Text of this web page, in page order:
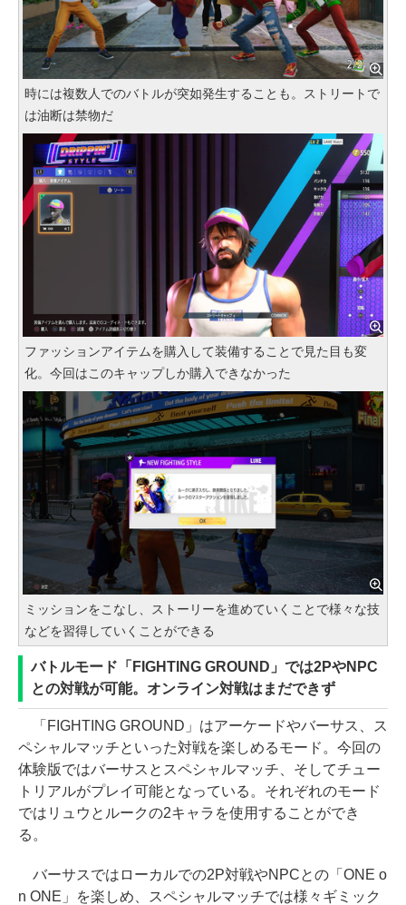
時には複数人でのバトルが突如発生することも。ストリートで
は油断は禁物だ
ファッションアイテムを購入して装備することで見た目も変
化。今回はこのキャップしか購入できなかった
ミッションをこなし、ストーリーを進めていくことで様々な技
などを習得していくことができる
バトルモード「FIGHTING GROUND」では2PやNPC
との対戦が可能。オンライン対戦はまだできず
「FIGHTING GROUND」はアーケードやバーサス、ス
ペシャルマッチといった対戦を楽しめるモード。今回の
体験版ではバーサスとスペシャルマッチ、そしてチュー
トリアルがプレイ可能となっている。それぞれのモード
ではリュウとルークの2キャラを使用することができ
る。
バーサスではローカルでの2P対戦やNPCとの「ONE o
n ONE」を楽しめ、スペシャルマッチでは様々ギミック